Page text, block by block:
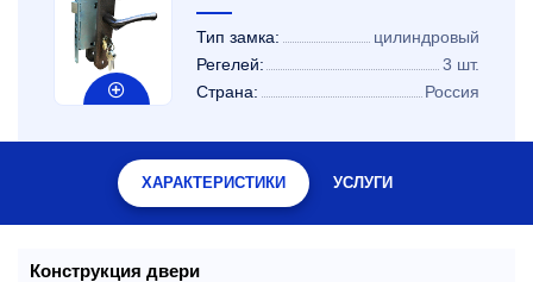
Тип замка:
цилиндровый
Регелей:
3 шт.
Страна:
Россия
ХАРАКТЕРИСТИКИ УСЛУГИ
Конструкция двери